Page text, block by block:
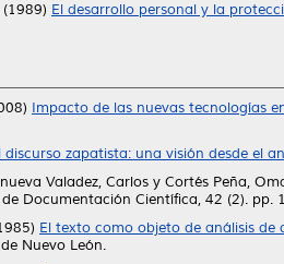
(1989) El desarrollo personal y la
Impacto de las nuevas tecnologías
discurso zapatista: una visión desde el
Valadez, Carlos y Cortés Peña,
Documentación Científica, 42 (2). pp.
El texto como objeto de análisis de
Nuevo León.